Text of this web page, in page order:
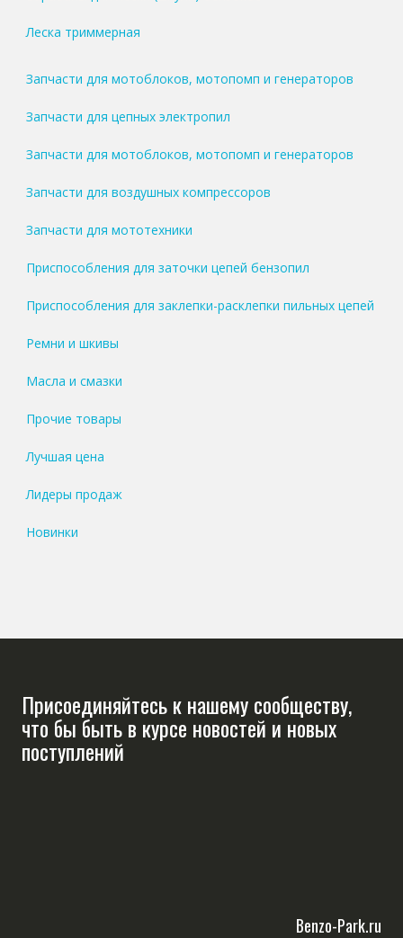
Леска триммерная
Запчасти для мотоблоков, мотопомп и генераторов
Запчасти для цепных электропил
Запчасти для мотоблоков, мотопомп и генераторов
Запчасти для воздушных компрессоров
Запчасти для мототехники
Приспособления для заточки цепей бензопил
Приспособления для заклепки-расклепки пильных цепей
Ремни и шкивы
Масла и смазки
Прочие товары
Лучшая цена
Лидеры продаж
Новинки
Присоединяйтесь к нашему сообществу,
что бы быть в курсе новостей и новых
поступлений
Benzo-Park.ru